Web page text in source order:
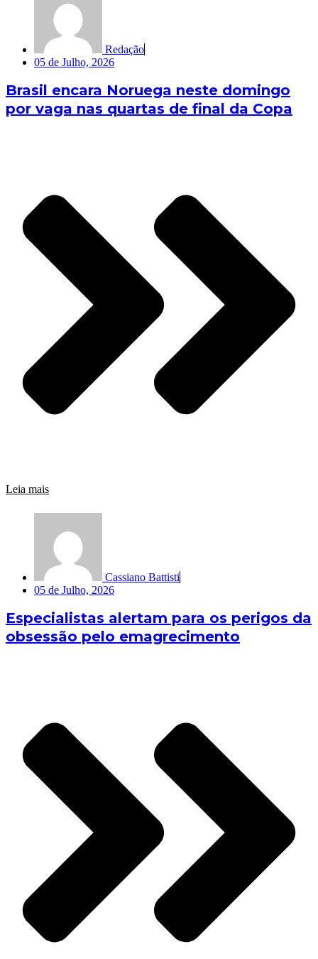
Redação
05 de Julho, 2026
Brasil encara Noruega neste domingo
por vaga nas quartas de final da Copa
Leia mais
Cassiano Battisti
05 de Julho, 2026
Especialistas alertam para os perigos da
obsessão pelo emagrecimento